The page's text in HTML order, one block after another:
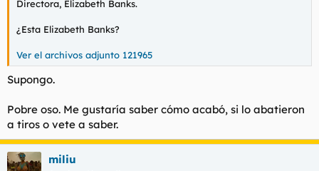
Directora, Elizabeth Banks.
¿Esta Elizabeth Banks?
Ver el archivos adjunto 121965
Supongo.
Pobre oso. Me gustaría saber cómo acabó, si lo abatieron
a tiros o vete a saber.
miliu